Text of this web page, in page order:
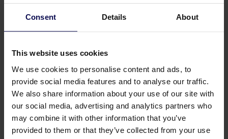
Consent Details About
This website uses cookies
We use cookies to personalise content and ads, to
provide social media features and to analyse our traffic.
We also share information about your use of our site with
our social media, advertising and analytics partners who
may combine it with other information that you’ve
provided to them or that they’ve collected from your use
Verkaufseinheit
st